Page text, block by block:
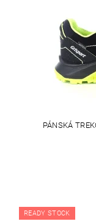
PÁNSKÁ
READY STOCK